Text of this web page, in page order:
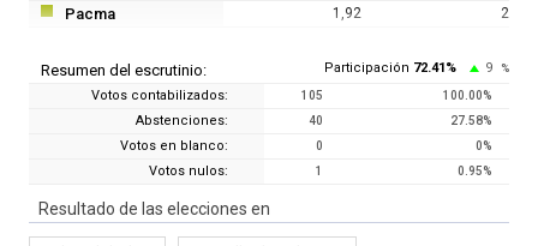
Pacma 1,92 2
Resumen del escrutinio: Participación 72.41% 9 %
Votos contabilizados: 105 100.00%
Abstenciones: 40 27.58%
Votos en blanco: 0 0%
Votos nulos: 1 0.95%
Resultado de las elecciones en